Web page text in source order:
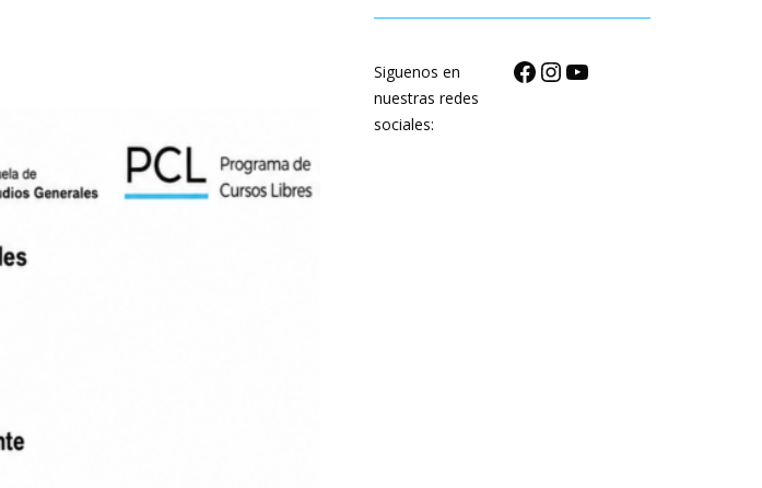
Siguenos en
nuestras redes
sociales:
Facebook InstagramYouTube